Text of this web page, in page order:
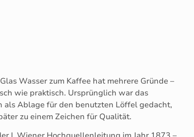
Wasser zum Kaffee hat mehrere Gründe –
wie praktisch. Ursprünglich war das
als Ablage für den benutzten Löffel gedacht,
zu einem Zeichen für Qualität.